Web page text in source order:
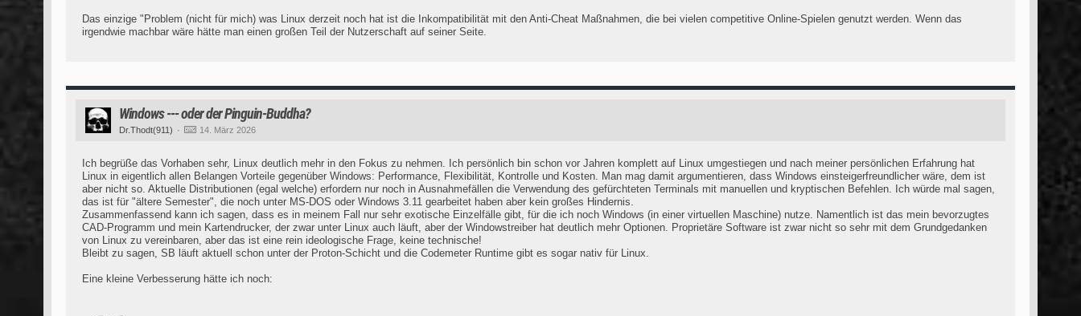
Das einzige "Problem (nicht für mich) was Linux derzeit noch hat ist die Inkompatibilität mit den Anti-Cheat Maßnahmen, die bei vielen competitive Online-Spielen genutzt werden. Wenn das
irgendwie machbar wäre hätte man einen großen Teil der Nutzerschaft auf seiner Seite.
Windows --- oder der Pinguin-Buddha?
Dr.Thodt(911) 14. März 2026
Ich begrüße das Vorhaben sehr, Linux deutlich mehr in den Fokus zu nehmen. Ich persönlich bin schon vor Jahren komplett auf Linux umgestiegen und nach meiner persönlichen Erfahrung hat
Linux in eigentlich allen Belangen Vorteile gegenüber Windows: Performance, Flexibilität, Kontrolle und Kosten. Man mag damit argumentieren, dass Windows einsteigerfreundlicher wäre, dem ist
aber nicht so. Aktuelle Distributionen (egal welche) erfordern nur noch in Ausnahmefällen die Verwendung des gefürchteten Terminals mit manuellen und kryptischen Befehlen. Ich würde mal sagen,
das ist für "ältere Semester", die noch unter MS-DOS oder Windows 3.11 gearbeitet haben aber kein großes Hindernis.
Zusammenfassend kann ich sagen, dass es in meinem Fall nur sehr exotische Einzelfälle gibt, für die ich noch Windows (in einer virtuellen Maschine) nutze. Namentlich ist das mein bevorzugtes
CAD-Programm und mein Kartendrucker, der zwar unter Linux auch läuft, aber der Windowstreiber hat deutlich mehr Optionen. Proprietäre Software ist zwar nicht so sehr mit dem Grundgedanken
von Linux zu vereinbaren, aber das ist eine rein ideologische Frage, keine technische!
Bleibt zu sagen, SB läuft aktuell schon unter der Proton-Schicht und die Codemeter Runtime gibt es sogar nativ für Linux.
Eine kleine Verbesserung hätte ich noch: